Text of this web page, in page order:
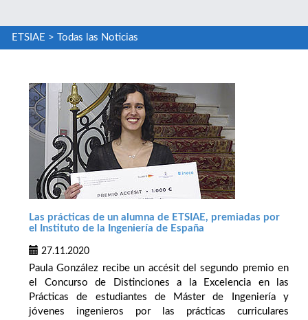
ETSIAE > Todas las Noticias
Las prácticas de un alumna de ETSIAE, premiadas por
el Instituto de la Ingeniería de España
27.11.2020
Paula González recibe un accésit del segundo premio en
el Concurso de Distinciones a la Excelencia en las
Prácticas de estudiantes de Máster de Ingeniería y
jóvenes ingenieros por las prácticas curriculares